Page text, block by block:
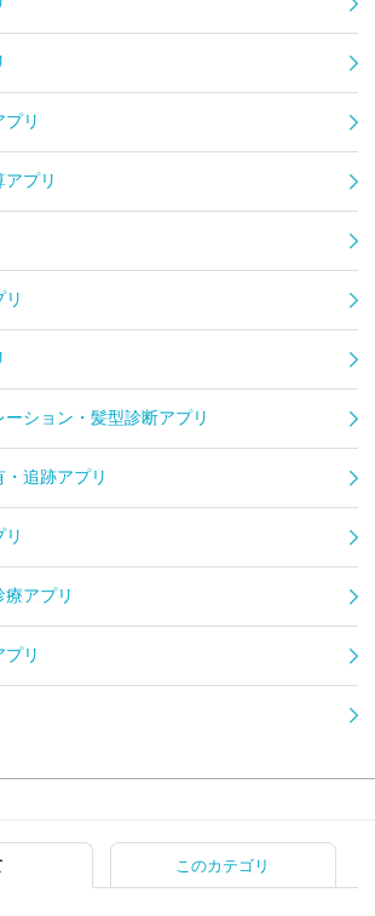
プリ
アプリ
リ
ション・髪型診断アプリ
追跡アプリ
療アプリ
プリ
このカテゴリ